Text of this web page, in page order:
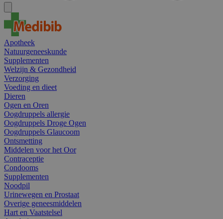
Apotheek
Natuurgeneeskunde
Supplementen
Welzijn & Gezondheid
Verzorging
Voeding en dieet
Dieren
Ogen en Oren
Oogdruppels allergie
Oogdruppels Droge Ogen
Oogdruppels Glaucoom
Ontsmetting
Middelen voor het Oor
Contraceptie
Condooms
Supplementen
Noodpil
Urinewegen en Prostaat
Overige geneesmiddelen
Hart en Vaatstelsel